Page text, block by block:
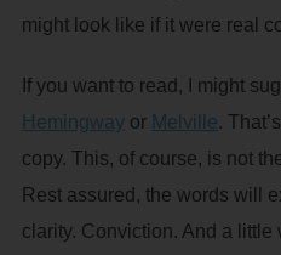
might look like if it were real
If you want to read, I might
Hemingwayor Melville.
copy. This, of course, is not
Rest assured, the words will
clarity. Conviction. And a little